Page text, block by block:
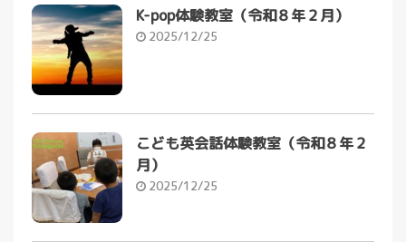
K-pop体験教室（令和８年２月）
2025/12/25
こども英会話体験教室（令和８年２
月）
2025/12/25